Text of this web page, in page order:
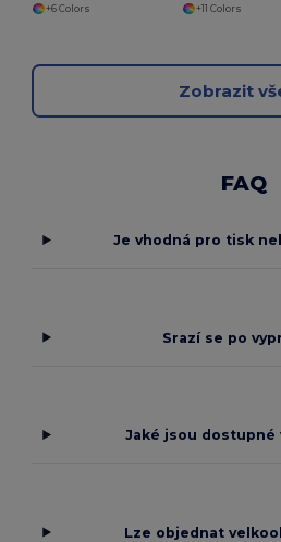
+6 Colors
+11 Colors
Zobrazit
FAQ
Je vhodná pro tisk
Srazí se po
Jaké jsou dostupné
Lze objednat